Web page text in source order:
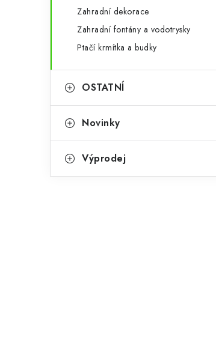
Zahradní dekorace
Zahradní fontány a vodotrysky
Ptačí krmítka a budky
OSTATNÍ
Novinky
Výprodej